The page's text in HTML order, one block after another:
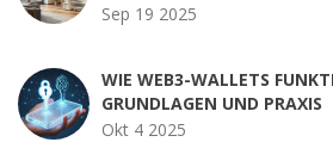
Sep 19 2025
WIE WEB3-WALLETS
GRUNDLAGEN UND PRAXIS
Okt 4 2025